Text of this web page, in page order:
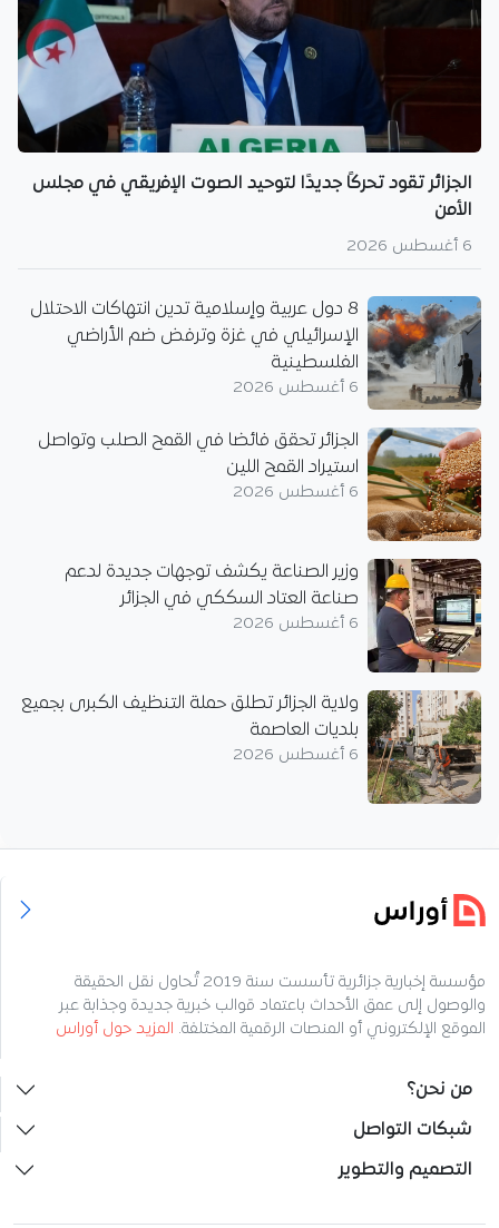
الجزائر تقود تحركًا جديدًا لتوحيد الصوت الإفريقي في مجلس
الأمن
6 أغسطس 2026
8 دول عربية وإسلامية تدين انتهاكات الاحتلال
الإسرائيلي في غزة وترفض ضم الأراضي
الفلسطينية
6 أغسطس 2026
الجزائر تحقق فائضا في القمح الصلب وتواصل
استيراد القمح اللين
6 أغسطس 2026
وزير الصناعة يكشف توجهات جديدة لدعم
صناعة العتاد السككي في الجزائر
6 أغسطس 2026
ولاية الجزائر تطلق حملة التنظيف الكبرى بجميع
بلديات العاصمة
6 أغسطس 2026
مؤسسة إخبارية جزائرية تأسست سنة 2019 تُحاول نقل الحقيقة
والوصول إلى عمق الأحداث باعتماد قوالب خبرية جديدة وجذابة عبر
الموقع الإلكتروني أو المنصات الرقمية المختلفة. المزيد حول أوراس
من نحن؟
شبكات التواصل
التصميم والتطوير